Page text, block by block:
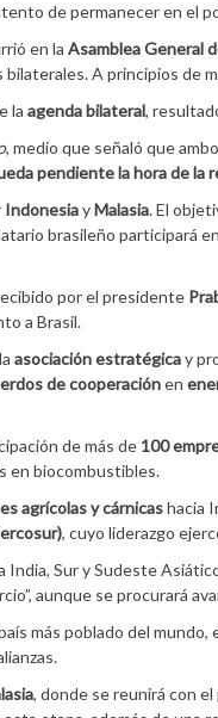
de permanecer en el
en la Asamblea General
A principios de
la agenda bilateral,
, medio que señaló que
pendiente la hora de la
IndonesiayMalasia. El
brasileño participará
por el presidente
a Brasil.
asociación estratégicay
de cooperaciónen
de más de 100
en biocombustibles.
agrícolas y cárnicashacia
, cuyo liderazgo
India, Sur y Sudeste
aunque se procurará
más poblado del mundo,
, donde se reunirá con